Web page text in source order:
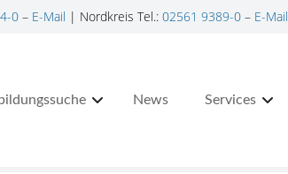
0– E-Mail | Nordkreis Tel.: 02561 9389-0– E-Mail
News Services